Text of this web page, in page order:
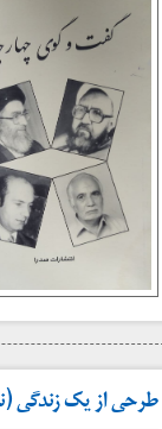
طرحی از یک زندگی